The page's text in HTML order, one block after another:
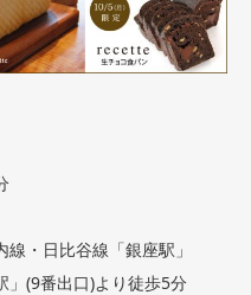
・日比谷線「銀座駅」
」(9番出口)より徒歩5分